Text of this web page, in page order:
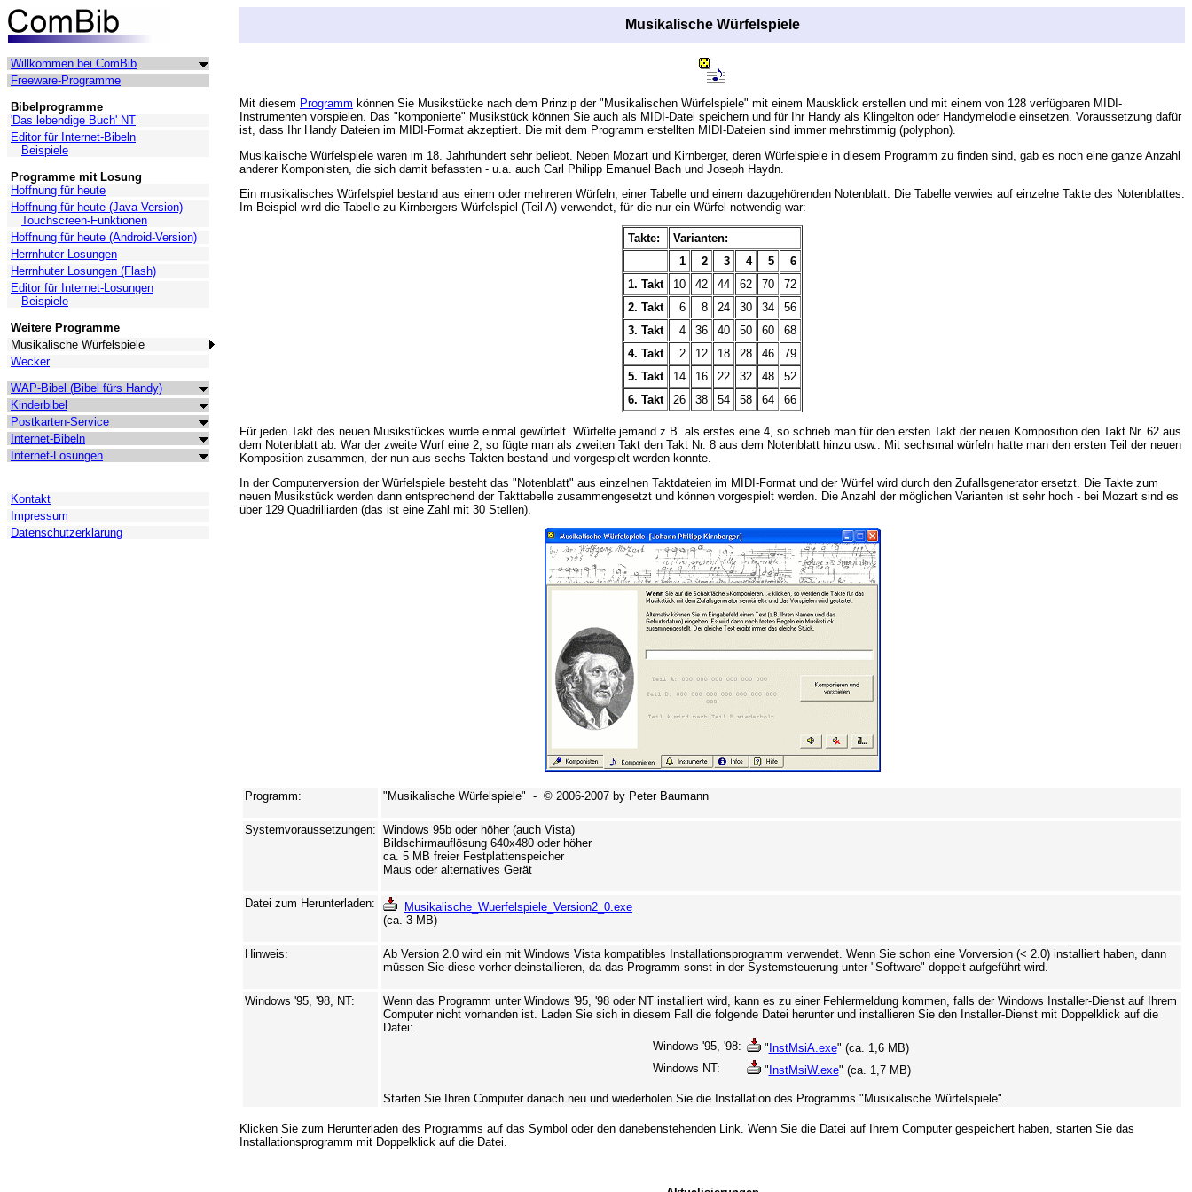
Musikalische Würfelspiele
Willkommen bei ComBib
Freeware-Programme
Bibelprogramme
'Das lebendige Buch' NT
Editor für Internet-Bibeln
Beispiele
Programme mit Losung
Hoffnung für heute
Hoffnung für heute (Java-Version)
Touchscreen-Funktionen
Hoffnung für heute (Android-Version)
Herrnhuter Losungen
Herrnhuter Losungen (Flash)
Editor für Internet-Losungen
Beispiele
Weitere Programme
Musikalische Würfelspiele
Wecker
WAP-Bibel (Bibel fürs Handy)
Kinderbibel
Postkarten-Service
Internet-Bibeln
Internet-Losungen
Kontakt
Impressum
Datenschutzerklärung
Mit diesem Programm können Sie Musikstücke nach dem Prinzip der "Musikalischen Würfelspiele" mit einem Mausklick erstellen und mit einem von 128 verfügbaren MIDI-
Instrumenten vorspielen. Das "komponierte" Musikstück können Sie auch als MIDI-Datei speichern und für Ihr Handy als Klingelton oder Handymelodie einsetzen. Voraussetzung dafür
ist, dass Ihr Handy Dateien im MIDI-Format akzeptiert. Die mit dem Programm erstellten MIDI-Dateien sind immer mehrstimmig (polyphon).
Musikalische Würfelspiele waren im 18. Jahrhundert sehr beliebt. Neben Mozart und Kirnberger, deren Würfelspiele in diesem Programm zu finden sind, gab es noch eine ganze Anzahl
anderer Komponisten, die sich damit befassten - u.a. auch Carl Philipp Emanuel Bach und Joseph Haydn.
Ein musikalisches Würfelspiel bestand aus einem oder mehreren Würfeln, einer Tabelle und einem dazugehörenden Notenblatt. Die Tabelle verwies auf einzelne Takte des Notenblattes.
Im Beispiel wird die Tabelle zu Kirnbergers Würfelspiel (Teil A) verwendet, für die nur ein Würfel notwendig war:
Takte:
Varianten:
1
2 3 4 5
6
1. Takt
10 42 44 62 70
72
2. Takt
6 8 24 30 34
56
3. Takt
4 36 40 50 60
68
4. Takt
2 12 18 28 46
79
5. Takt
14 16 22 32 48
52
6. Takt
26 38 54 58 64 66
Für jeden Takt des neuen Musikstückes wurde einmal gewürfelt. Würfelte jemand z.B. als erstes eine 4, so schrieb man für den ersten Takt der neuen Komposition den Takt Nr. 62 aus
dem Notenblatt ab. War der zweite Wurf eine 2, so fügte man als zweiten Takt den Takt Nr. 8 aus dem Notenblatt hinzu usw.. Mit sechsmal würfeln hatte man den ersten Teil der neuen
Komposition zusammen, der nun aus sechs Takten bestand und vorgespielt werden konnte.
In der Computerversion der Würfelspiele besteht das "Notenblatt" aus einzelnen Taktdateien im MIDI-Format und der Würfel wird durch den Zufallsgenerator ersetzt. Die Takte zum
neuen Musikstück werden dann entsprechend der Takttabelle zusammengesetzt und können vorgespielt werden. Die Anzahl der möglichen Varianten ist sehr hoch - bei Mozart sind es
über 129 Quadrilliarden (das ist eine Zahl mit 30 Stellen).
Programm: "Musikalische Würfelspiele" - © 2006-2007 by Peter Baumann
Systemvoraussetzungen: Windows 95b oder höher (auch Vista)
Bildschirmauflösung 640x480 oder höher
ca. 5 MB freier Festplattenspeicher
Maus oder alternatives Gerät
Datei zum Herunterladen:
Musikalische_Wuerfelspiele_Version2_0.exe
(ca. 3 MB)
Hinweis:
Ab Version 2.0 wird ein mit Windows Vista kompatibles Installationsprogramm verwendet. Wenn Sie schon eine Vorversion (< 2.0) installiert haben, dann
müssen Sie diese vorher deinstallieren, da das Programm sonst in der Systemsteuerung unter "Software" doppelt aufgeführt wird.
Windows '95, '98, NT:
Wenn das Programm unter Windows '95, '98 oder NT installiert wird, kann es zu einer Fehlermeldung kommen, falls der Windows Installer-Dienst auf Ihrem
Computer nicht vorhanden ist. Laden Sie sich in diesem Fall die folgende Datei herunter und installieren Sie den Installer-Dienst mit Doppelklick auf die
Datei:
Windows '95, '98:
"InstMsiA.exe" (ca. 1,6 MB)
Windows NT:
"InstMsiW.exe" (ca. 1,7 MB)
Starten Sie Ihren Computer danach neu und wiederholen Sie die Installation des Programms "Musikalische Würfelspiele".
Klicken Sie zum Herunterladen des Programms auf das Symbol oder den danebenstehenden Link. Wenn Sie die Datei auf Ihrem Computer gespeichert haben, starten Sie das
Installationsprogramm mit Doppelklick auf die Datei.